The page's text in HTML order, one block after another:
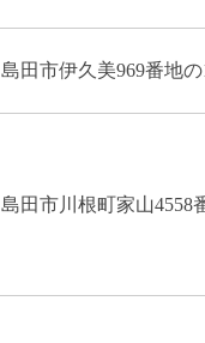
島田市伊久美969番地の
島田市川根町家山4558